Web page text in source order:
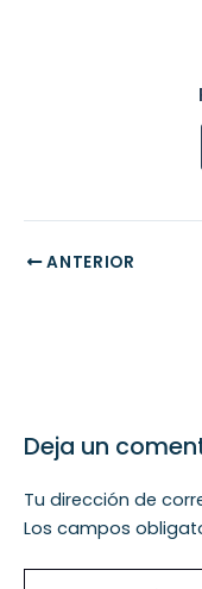
ANTERIOR
Deja un
Tu dirección de
Los campos